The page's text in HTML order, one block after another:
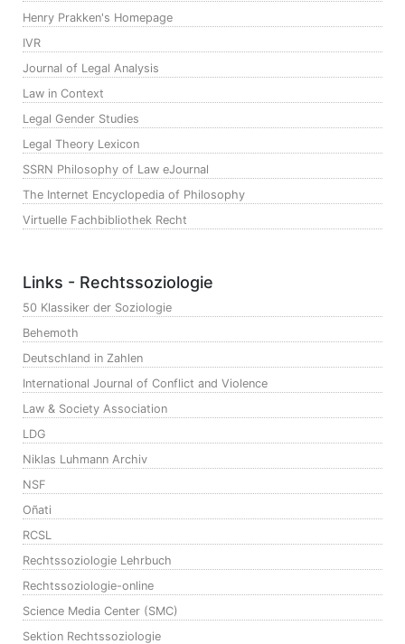
Henry Prakken's Homepage
IVR
Journal of Legal Analysis
Law in Context
Legal Gender Studies
Legal Theory Lexicon
SSRN Philosophy of Law eJournal
The Internet Encyclopedia of Philosophy
Virtuelle Fachbibliothek Recht
Links - Rechtssoziologie
50 Klassiker der Soziologie
Behemoth
Deutschland in Zahlen
International Journal of Conflict and Violence
Law & Society Association
LDG
Niklas Luhmann Archiv
NSF
Oñati
RCSL
Rechtssoziologie Lehrbuch
Rechtssoziologie-online
Science Media Center (SMC)
Sektion Rechtssoziologie